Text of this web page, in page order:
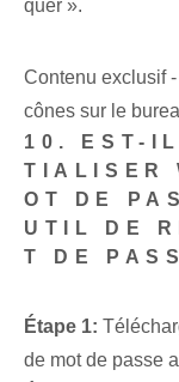
quer ».
Contenu exclusif
cônes sur le
10. EST-
TIALISER
OT DE
UTIL DE
T DE
Étape 1:
de mot de passe